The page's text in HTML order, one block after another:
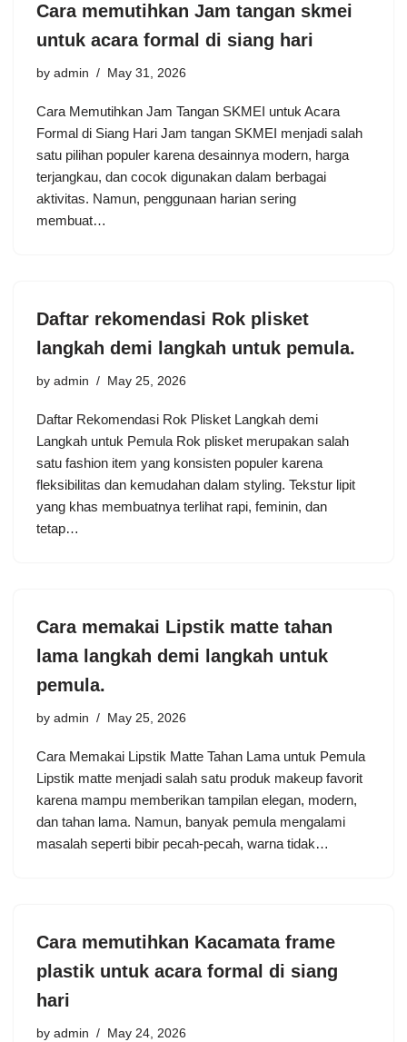
Cara memutihkan Jam tangan skmei
untuk acara formal di siang hari
by admin May 31, 2026
Cara Memutihkan Jam Tangan SKMEI untuk Acara
Formal di Siang Hari Jam tangan SKMEI menjadi salah
satu pilihan populer karena desainnya modern, harga
terjangkau, dan cocok digunakan dalam berbagai
aktivitas. Namun, penggunaan harian sering
membuat…
Daftar rekomendasi Rok plisket
langkah demi langkah untuk pemula.
by admin May 25, 2026
Daftar Rekomendasi Rok Plisket Langkah demi
Langkah untuk Pemula Rok plisket merupakan salah
satu fashion item yang konsisten populer karena
fleksibilitas dan kemudahan dalam styling. Tekstur lipit
yang khas membuatnya terlihat rapi, feminin, dan
tetap…
Cara memakai Lipstik matte tahan
lama langkah demi langkah untuk
pemula.
by admin May 25, 2026
Cara Memakai Lipstik Matte Tahan Lama untuk Pemula
Lipstik matte menjadi salah satu produk makeup favorit
karena mampu memberikan tampilan elegan, modern,
dan tahan lama. Namun, banyak pemula mengalami
masalah seperti bibir pecah-pecah, warna tidak…
Cara memutihkan Kacamata frame
plastik untuk acara formal di siang
hari
by admin May 24, 2026